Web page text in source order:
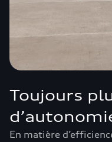
Toujours
En matière